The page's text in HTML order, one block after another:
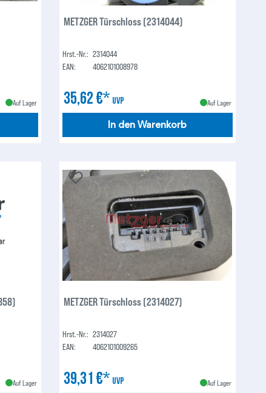
Auf Lager
METZGER Türschloss (2314044)
Hrst.-Nr.: 2314044
EAN:
4062101008978
35,62 €* UVP Auf Lager
In den Warenkorb
Auf Lager
METZGER Türschloss (2314027)
Hrst.-Nr.: 2314027
EAN:
4062101009265
39,31 €* UVP Auf Lager